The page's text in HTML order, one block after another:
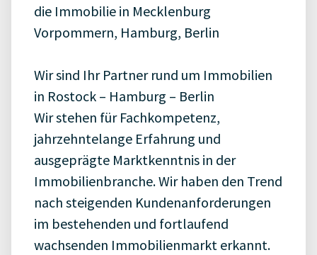
die Immobilie in Mecklenburg
Vorpommern, Hamburg, Berlin
Wir sind Ihr Partner rund um Immobilien
in Rostock – Hamburg – Berlin
Wir stehen für Fachkompetenz,
jahrzehntelange Erfahrung und
ausgeprägte Marktkenntnis in der
Immobilienbranche. Wir haben den Trend
nach steigenden Kundenanforderungen
im bestehenden und fortlaufend
wachsenden Immobilienmarkt erkannt.